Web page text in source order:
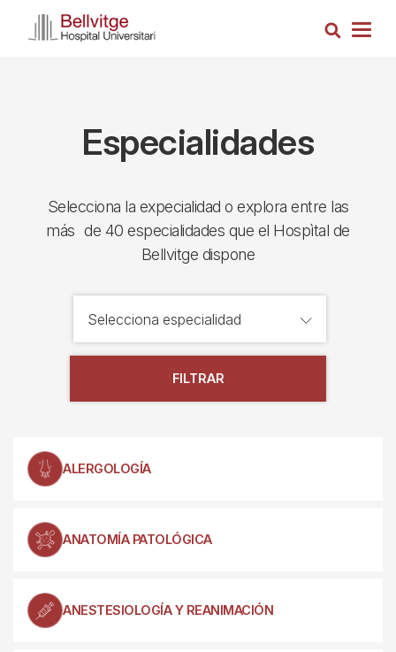
Busca
Especialidades
Selecciona la expecialidad o explora entre las
más de 40 especialidades que el Hospìtal de
Bellvitge dispone
FILTRAR
ALERGOLOGÍA
ANATOMÍA PATOLÓGICA
ANESTESIOLOGÍA Y REANIMACIÓN